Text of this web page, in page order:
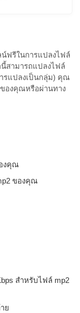
น์ฟรีในการแปลงไฟล์
สามารถแปลงไฟล์
รแปลงเป็นกลุ่ม) คุณ
องคุณหรือผ่านทาง
งคุณ
ของคุณ
สำหรับไฟล์ mp2
ย